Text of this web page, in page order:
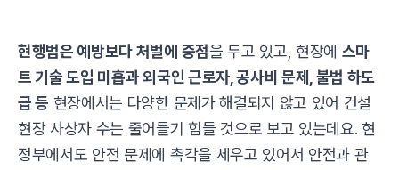
현행법은 예방보다 처벌에 중점을 두고 있고, 현장에 스마
트 기술 도입 미흡과 외국인 근로자, 공사비 문제, 불법 하도
급 등 현장에서는 다양한 문제가 해결되지 않고 있어 건설
현장 사상자 수는 줄어들기 힘들 것으로 보고 있는데요. 현
정부에서도 안전 문제에 촉각을 세우고 있어서 안전과 관